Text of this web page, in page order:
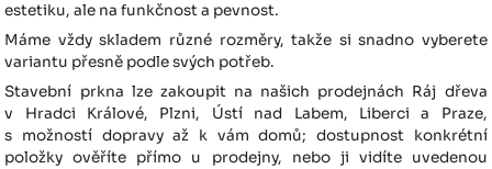
estetiku, ale na funkčnost a pevnost.
Máme vždy skladem různé rozměry, takže si snadno vyberete
variantu přesně podle svých potřeb.
Stavební prkna lze zakoupit na našich prodejnách Ráj dřeva
v Hradci Králové, Plzni, Ústí nad Labem, Liberci a Praze,
s možností dopravy až k vám domů; dostupnost konkrétní
položky ověříte přímo u prodejny, nebo ji vidíte uvedenou